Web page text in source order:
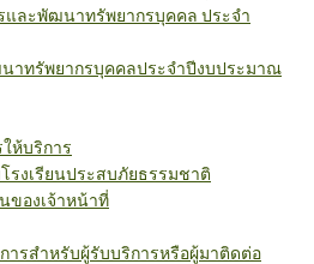
ละพัฒนาทรัพยากรบุคคล ประจำ
าทรัพยากรบุคคลประจำปีงบประมาณ
ห้บริการ
รงเรียนประสบภัยธรรมชาติ
ของเจ้าหน้าที่
ารสำหรับผู้รับบริการหรือผู้มาติดต่อ